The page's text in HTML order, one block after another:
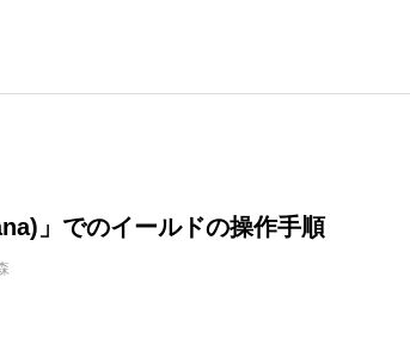
」でのイールドの操作手順